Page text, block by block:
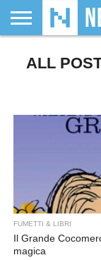
SIAMO
GIOCHI
DA
GIOCHI
DI
VIDEOGAMES
FILM
&
FUMETTI
& LIBRI
MAGIC:
THE
DUNGEONS
&
WRESTLING
NERDANDO
AWARDS
I
BOLLINI
ALL
FUMETTI & LIBRI
Il Grande
magica